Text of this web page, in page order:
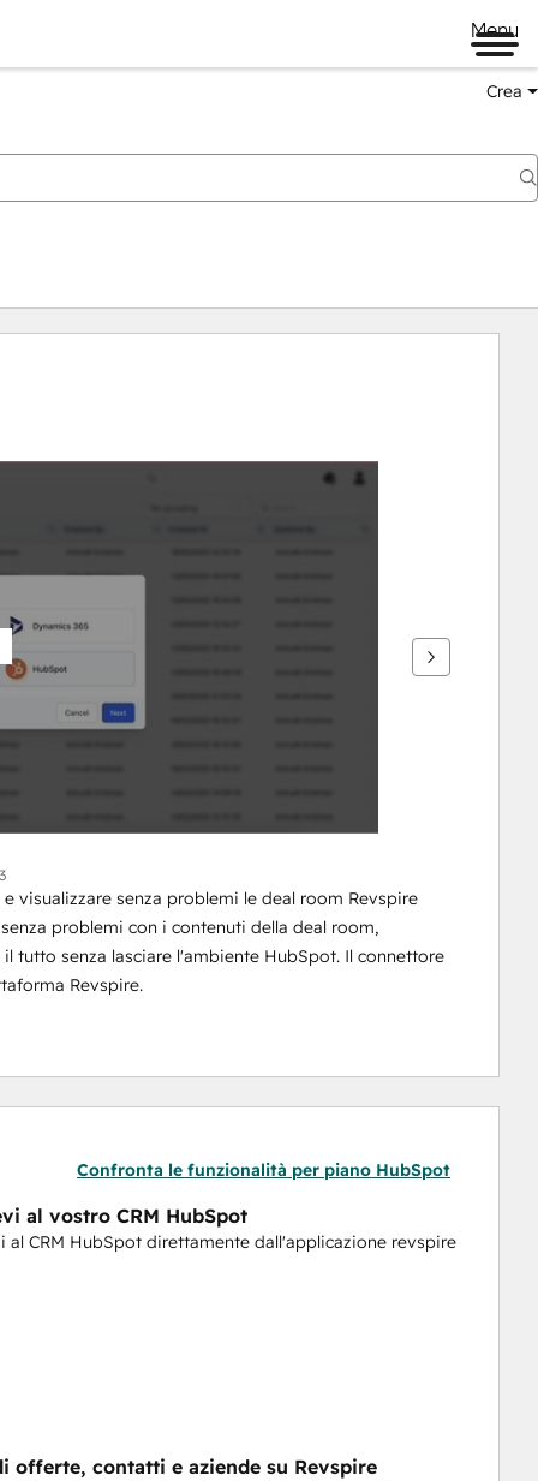
Menu
Crea
visualizzare senza problemi le deal room Revspire
problemi con i contenuti della deal room,
tutto senza lasciare l'ambiente HubSpot. Il connettore
Revspire.
Confronta le funzionalità per piano HubSpot
al vostro CRM HubSpot
al CRM HubSpot direttamente dall'applicazione revspire
offerte, contatti e aziende su Revspire